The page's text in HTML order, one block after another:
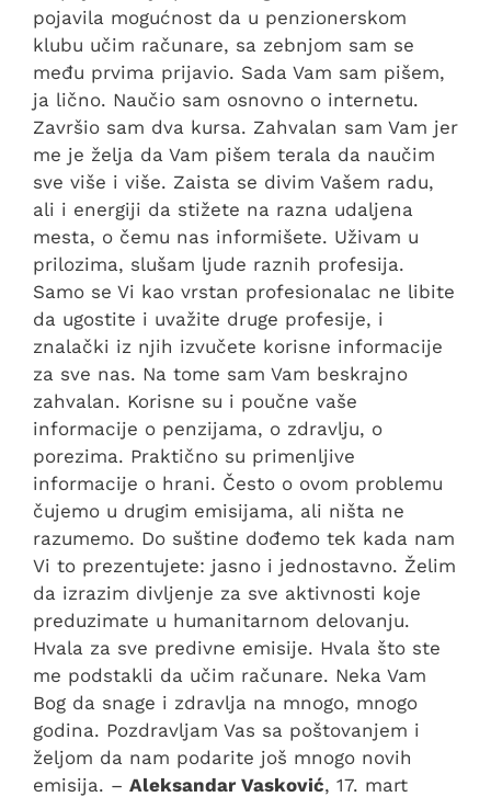
pojavila mogućnost da u penzionerskom
klubu učim računare, sa zebnjom sam se
među prvima prijavio. Sada Vam sam pišem,
ja lično. Naučio sam osnovno o internetu.
Završio sam dva kursa. Zahvalan sam Vam jer
me je želja da Vam pišem terala da naučim
sve više i više. Zaista se divim Vašem radu,
ali i energiji da stižete na razna udaljena
mesta, o čemu nas informišete. Uživam u
prilozima, slušam ljude raznih profesija.
Samo se Vi kao vrstan profesionalac ne libite
da ugostite i uvažite druge profesije, i
znalački iz njih izvučete korisne informacije
za sve nas. Na tome sam Vam beskrajno
zahvalan. Korisne su i poučne vaše
informacije o penzijama, o zdravlju, o
porezima. Praktično su primenljive
informacije o hrani. Često o ovom problemu
čujemo u drugim emisijama, ali ništa ne
razumemo. Do suštine dođemo tek kada nam
Vi to prezentujete: jasno i jednostavno. Želim
da izrazim divljenje za sve aktivnosti koje
preduzimate u humanitarnom delovanju.
Hvala za sve predivne emisije. Hvala što ste
me podstakli da učim računare. Neka Vam
Bog da snage i zdravlja na mnogo, mnogo
godina. Pozdravljam Vas sa poštovanjem i
željom da nam podarite još mnogo novih
emisija. – Aleksandar Vasković, 17. mart